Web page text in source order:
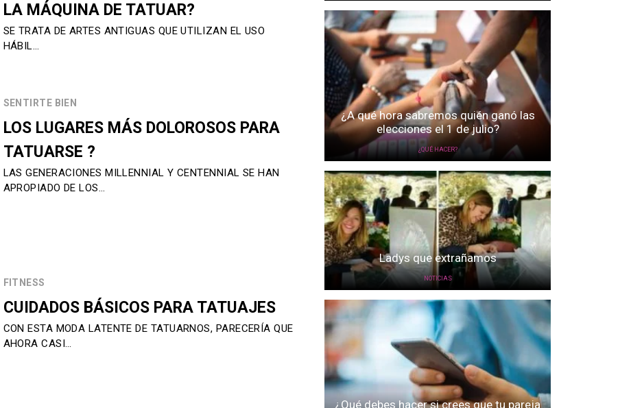
LA MÁQUINA DE TATUAR?
SE TRATA DE ARTES ANTIGUAS QUE UTILIZAN EL USO
HÁBIL…
SENTIRTE BIEN
LOS LUGARES MÁS DOLOROSOS PARA
TATUARSE ?
LAS GENERACIONES MILLENNIAL Y CENTENNIAL SE HAN
APROPIADO DE LOS…
FITNESS
CUIDADOS BÁSICOS PARA TATUAJES
CON ESTA MODA LATENTE DE TATUARNOS, PARECERÍA QUE
AHORA CASI…
¿A qué hora sabremos quién ganó las
elecciones el 1 de julio?
¿QUÉ HACER?
Ladys que extrañamos
NOTICIAS
¿Qué debes hacer si crees que tu pareja